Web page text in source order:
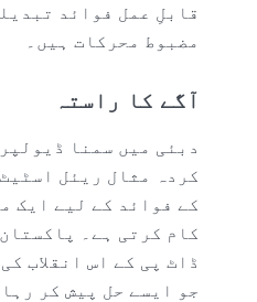
قابلِ عمل فوائد
مضبوط محرکات ہیں۔
آگے کا راستہ
دبئی میں سمنا
کردہ مثال ریئل
کے فوائد کے لیے ایک
کام کرتی ہے۔
ڈاٹ پی کے اس انقلاب
جو ایسے حل پیش کر